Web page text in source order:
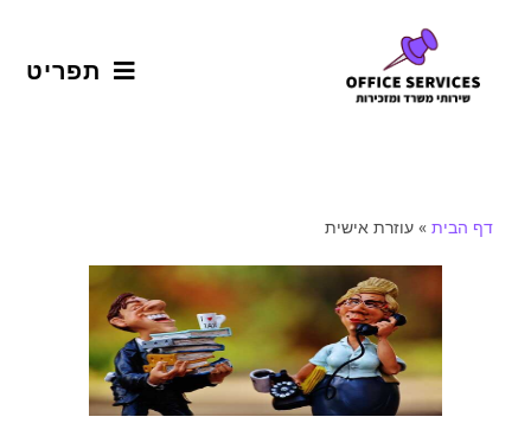
תפריט
דף הבית »עוזרת אישית